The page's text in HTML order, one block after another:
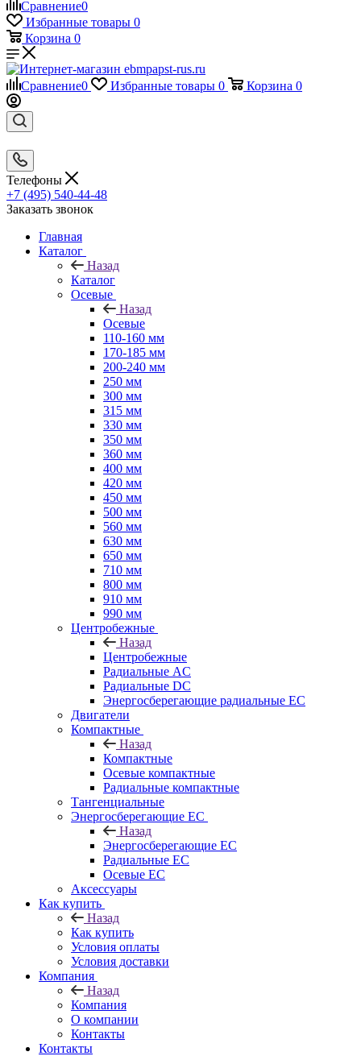
Сравнение0
Избранные товары 0
Корзина 0
Сравнение0 Избранные товары 0 Корзина 0
Телефоны
+7 (495) 540-44-48
Заказать звонок
Главная
Каталог
Назад
Каталог
Осевые
Назад
Осевые
110-160 мм
170-185 мм
200-240 мм
250 мм
300 мм
315 мм
330 мм
350 мм
360 мм
400 мм
420 мм
450 мм
500 мм
560 мм
630 мм
650 мм
710 мм
800 мм
910 мм
990 мм
Центробежные
Назад
Центробежные
Радиальные AC
Радиальные DC
Энергосберегающие радиальные EC
Двигатели
Компактные
Назад
Компактные
Осевые компактные
Радиальные компактные
Тангенциальные
Энергосберегающие EC
Назад
Энергосберегающие EC
Радиальные EC
Осевые EC
Аксессуары
Как купить
Назад
Как купить
Условия оплаты
Условия доставки
Компания
Назад
Компания
О компании
Контакты
Контакты